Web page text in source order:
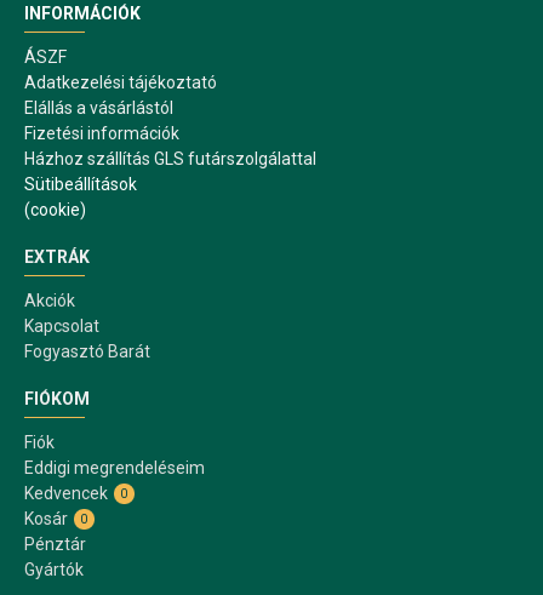
INFORMÁCIÓK
ÁSZF
Adatkezelési tájékoztató
Elállás a vásárlástól
Fizetési információk
Házhoz szállítás GLS futárszolgálattal
Sütibeállítások
(cookie)
EXTRÁK
Akciók
Kapcsolat
Fogyasztó Barát
FIÓKOM
Fiók
Eddigi megrendeléseim
Kedvencek
0
Kosár 0
Pénztár
Gyártók